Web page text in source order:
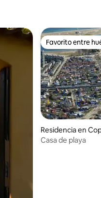
Favorito entre
Favorito entre
Residencia en
Casa de playa